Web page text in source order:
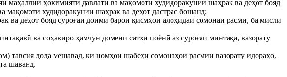
маҳаллии ҳокимияти давлатӣ ва мақомоти худидоракунии шаҳрак ва деҳот бояд
мақомоти худидоракунии шаҳрак ва деҳот дастрас бошанд;
ва деҳот бояд суроғаи доимӣ барои қисмҳои алоҳидаи сомонаи расмӣ, ба мисли
ва соҳавиро ҳамчун домени сатҳи поёнӣ аз суроғаи минтақа, вазорату
тавсия дода мешавад, ки номҳои шабеҳи сомонаҳои расмии вазорату идораҳо,
шаванд.